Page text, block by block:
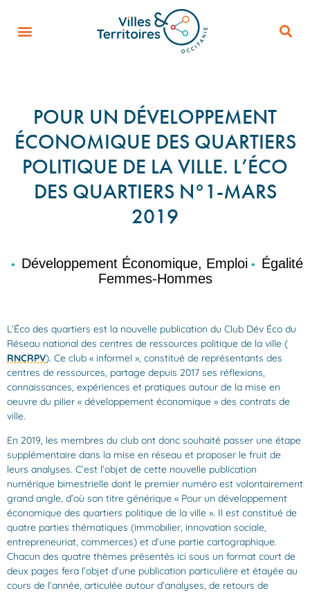
POUR UN DÉVELOPPEMENT
ÉCONOMIQUE DES QUARTIERS
POLITIQUE DE LA VILLE. L’ÉCO
DES QUARTIERS N°1-MARS
2019
• Développement Économique, Emploi •
Égalité
Femmes-Hommes
L’Éco des quartiers est la nouvelle publication du Club Dév Éco du
Réseau national des centres de ressources politique de la ville (
RNCRPV). Ce club « informel », constitué de représentants des
centres de ressources, partage depuis 2017 ses réflexions,
connaissances, expériences et pratiques autour de la mise en
oeuvre du pilier « développement économique » des contrats de
ville.
En 2019, les membres du club ont donc souhaité passer une étape
supplémentaire dans la mise en réseau et proposer le fruit de
leurs analyses. C’est l’objet de cette nouvelle publication
numérique bimestrielle dont le premier numéro est volontairement
grand angle, d’où son titre générique « Pour un développement
économique des quartiers politique de la ville ». Il est constitué de
quatre parties thématiques (immobilier, innovation sociale,
entrepreneuriat, commerces) et d’une partie cartographique.
Chacun des quatre thèmes présentés ici sous un format court de
deux pages fera l’objet d’une publication particulière et étayée au
cours de l’année, articulée autour d’analyses, de retours de